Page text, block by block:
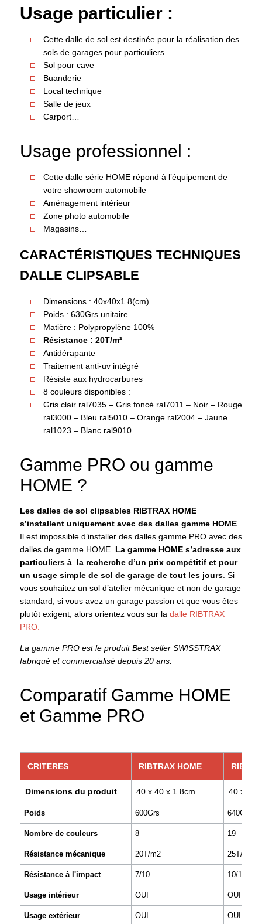
Usage particulier :
Cette dalle de sol est destinée pour la réalisation des
sols de garages pour particuliers
Sol pour cave
Buanderie
Local technique
Salle de jeux
Carport…
Usage professionnel :
Cette dalle série HOME répond à l’équipement de
votre showroom automobile
Aménagement intérieur
Zone photo automobile
Magasins…
CARACTÉRISTIQUES TECHNIQUES
DALLE CLIPSABLE
Dimensions : 40x40x1.8(cm)
Poids : 630Grs unitaire
Matière : Polypropylène 100%
Résistance : 20T/m²
Antidérapante
Traitement anti-uv intégré
Résiste aux hydrocarbures
8 couleurs disponibles :
Gris clair ral7035 – Gris foncé ral7011 – Noir – Rouge
ral3000 – Bleu ral5010 – Orange ral2004 – Jaune
ral1023 – Blanc ral9010
Gamme PRO ou gamme
HOME ?
Les dalles de sol clipsables RIBTRAX HOME
s’installent uniquement avec des dalles gamme HOME.
Il est impossible d’installer des dalles gamme PRO avec des
dalles de gamme HOME. La gamme HOME s’adresse aux
particuliers à la recherche d’un prix compétitif et pour
un usage simple de sol de garage de tout les jours. Si
vous souhaitez un sol d’atelier mécanique et non de garage
standard, si vous avez un garage passion et que vous êtes
plutôt exigent, alors orientez vous sur la dalle RIBTRAX
PRO.
La gamme PRO est le produit Best seller SWISSTRAX
fabriqué et commercialisé depuis 20 ans.
Comparatif Gamme HOME
et Gamme PRO
CRITERES RIBTRAX HOME
Dimensions du produit 40 x 40 x 1.8cm 40 x 40
Poids 600Grs 640Grs
Nombre de couleurs 8 19
Résistance mécanique 20T/m2 25T/m2
Résistance à l'impact 7/10 10/10
Usage intérieur OUI OUI
Usage extérieur OUI OUI